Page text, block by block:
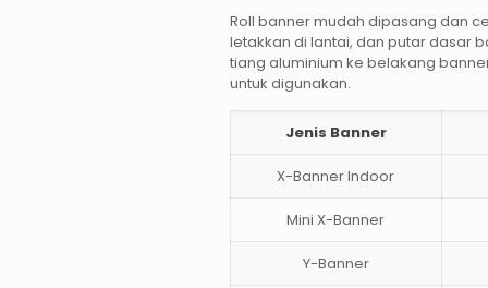
Roll banner mudah dipasang dan
letakkan di lantai, dan putar dasar
tiang aluminium ke belakang
untuk digunakan.
Jenis Banner
X-Banner Indoor
Mini X-Banner
Y-Banner